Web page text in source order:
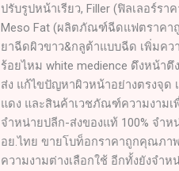
ปรับรูปหน้าเรียว, Filler (ฟิลเลอร์ร
Meso Fat (ผลิตภัณฑ์ฉีดแฟตราคา
ยาฉีดผิวขาว&กลูต้าแบบฉีด เพิ่มค
ร้อยไหม white medience ดึงหน้าตึ
ส่ง แก้ไขปัญหาผิวหน้าอย่างตรงจุด
แดง และสินค้าเวชภัณฑ์ความงาม
จำหน่ายปลีก-ส่งของแท้ 100% จำ
อย.ไทย ขายโบท็อกราคาถูกคุณภ
ความงามต่างเลือกใช้ อีกทั้งยังจำ